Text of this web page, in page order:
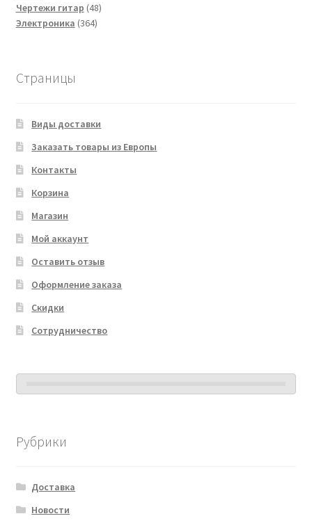
товаров
Чертежи гитар 4848
Электроника 364364
Страницы
Виды доставки
Заказать товары из Европы
Контакты
Корзина
Магазин
Мой аккаунт
Оставить отзыв
Оформление заказа
Скидки
Сотрудничество
Рубрики
Доставка
Новости